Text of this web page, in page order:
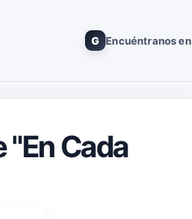
G Encuéntranos en
Cada